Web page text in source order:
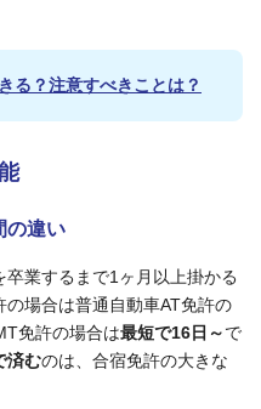
る？注意すべきことは？
の違い
業するまで1ヶ月以上掛かる
場合は普通自動車AT免許の
免許の場合は最短で16日～で
済むのは、合宿免許の大きな